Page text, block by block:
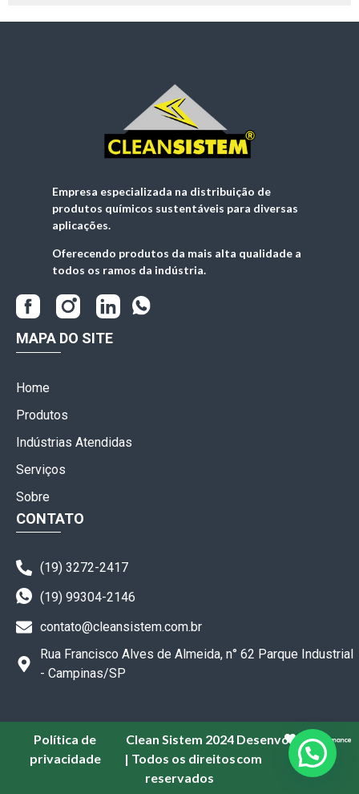
Empresa especializada na distribuição de
produtos químicos sustentáveis para diversas
aplicações.
Oferecendo produtos da mais alta qualidade a
todos os ramos da indústria.
MAPA DO SITE
Home
Produtos
Indústrias Atendidas
Serviços
Sobre
CONTATO
(19) 3272-2417
(19) 99304-2146
contato@cleansistem.com.br
Rua Francisco Alves de Almeida, n° 62 Parque Industrial
- Campinas/SP
Política de
privacidade
Clean Sistem 2024
| Todos os direitos
reservados
Desenvolvido
com
por